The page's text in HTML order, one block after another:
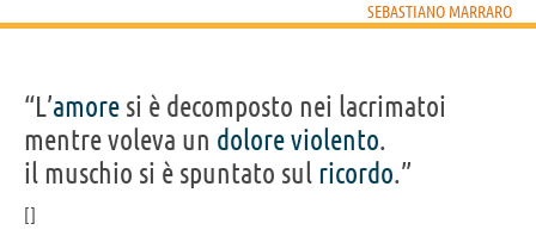
SEBASTIANO MARRARO
“L’amore si è decomposto nei lacrimatoi
mentre voleva un doloreviolento.
il muschio si è spuntato sul ricordo.”